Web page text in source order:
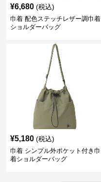
¥6,680 (税込)
巾着 配色ステッチレザー調巾着
ショルダーバッグ
¥5,180 (税込)
巾着 シンプル外ポケット付き巾
着ショルダーバッグ